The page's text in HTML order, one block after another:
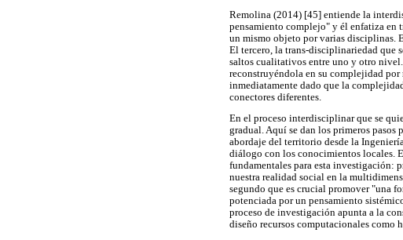
Remolina (2014) [45] entiende la
pensamiento complejo" y él enfatiza
un mismo objeto por varias disciplinas.
El tercero, la trans-disciplinariedad que
saltos cualitativos entre uno y otro
reconstruyéndola en su complejidad
inmediatamente dado que la
conectores diferentes.
En el proceso interdisciplinar que se
gradual. Aquí se dan los primeros pasos
abordaje del territorio desde la
diálogo con los conocimientos locales.
fundamentales para esta investigación:
nuestra realidad social en la
segundo que es crucial promover "una
potenciada por un pensamiento
proceso de investigación apunta a la
diseño recursos computacionales como